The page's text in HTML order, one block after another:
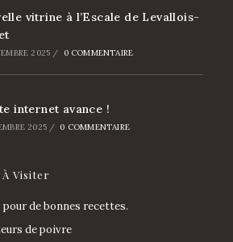
vitrine à l’Escale de Levallois-
2025 / 0 COMMENTAIRE
internet avance !
2025 / 0 COMMENTAIRE
À Visiter
de bonnes recettes.
de poivre